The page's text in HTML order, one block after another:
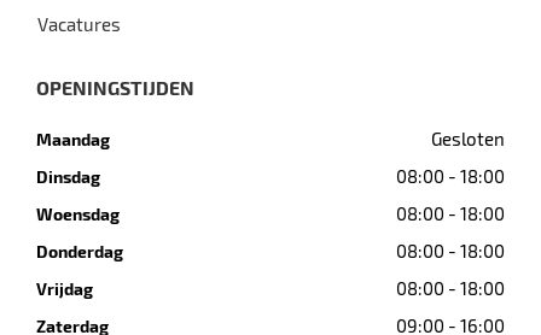
Vacatures
OPENINGSTIJDEN
Maandag Gesloten
Dinsdag 08:00 - 18:00
Woensdag 08:00 - 18:00
Donderdag 08:00 - 18:00
Vrijdag 08:00 - 18:00
Zaterdag 09:00 - 16:00